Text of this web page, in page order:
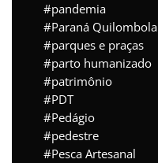
pandemia
Paraná Quilombola
parques e praças
parto humanizado
patrimônio
PDT
Pedágio
pedestre
Pesca Artesanal